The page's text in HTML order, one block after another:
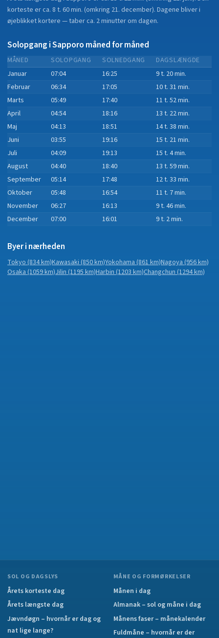
korteste er ca. 8 t. 60 min. (omkring 21. december). Dagene bliver i
øjeblikketkortere —taberca. 2minutterom dagen.
Solopgang iSapporo måned for måned
MÅNED SOLOPGANG SOLNEDGANG
DAGSLÆNGDE
Januar
07:04 16:25
9 t. 20 min.
Februar
06:34 17:05
10 t. 31 min.
Marts
05:49 17:40
11 t. 52 min.
April
04:54 18:16
13 t. 22 min.
Maj
04:13 18:51
14 t. 38 min.
Juni
03:55 19:16
15 t. 21 min.
Juli
04:09 19:13
15 t. 4 min.
August
04:40 18:40
13 t. 59 min.
September
05:14 17:48
12 t. 33 min.
Oktober
05:48 16:54
11 t. 7 min.
November
06:27 16:13
9 t. 46 min.
December
07:00 16:01 9 t. 2 min.
Byer i nærheden
Tokyo(834 km)Kawasaki(850 km)Yokohama(861 km)Nagoya(956 km)
Osaka(1059 km)Jilin(1195 km)Harbin(1203 km)Changchun(1294 km)
SOL OG DAGSLYS
Årets korteste dag
Årets længste dag
Jævndøgn – hvornår er dag og
nat lige lange?
MÅNE OG FORMØRKELSER
Månen i dag
Almanak – sol og måne i dag
Månens faser – månekalender
Fuldmåne – hvornår er der